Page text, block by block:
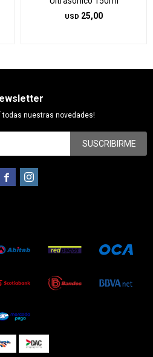
USD 25,00
todas nuestras novedades!
SUSCRIBIRME
 